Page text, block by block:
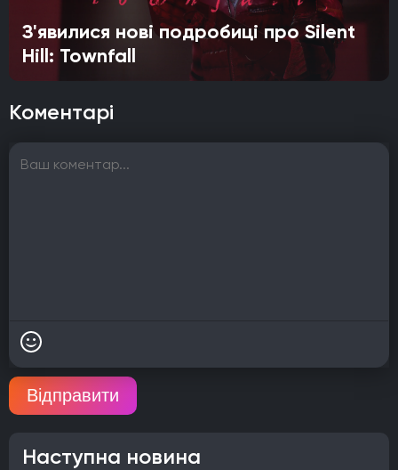
З'явилися нові подробиці про Silent
Hill: Townfall
Коментарі
Відправити
Наступна новина